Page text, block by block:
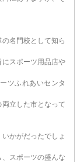
名門校として知ら
スポーツ用品店や
ツふれあいセンタ
立した市となって
かがだったでしょ
スポーツの盛んな